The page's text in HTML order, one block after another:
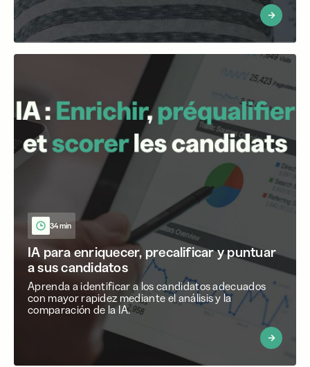
34 min
IA para enriquecer, precalificar y puntuar
a sus candidatos
Aprenda a identificar a los candidatos adecuados
con mayor rapidez mediante el análisis y la
comparación de la IA.